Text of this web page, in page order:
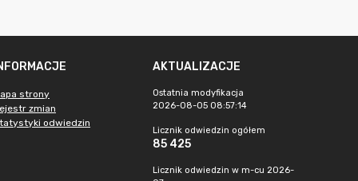
strony
zmian
odwiedzin
AKTUALIZACJE
Ostatnia modyfikacja
2026-08-05 08:57:14
Licznik odwiedzin ogółem
85 425
Licznik odwiedzin w m-cu 2026-